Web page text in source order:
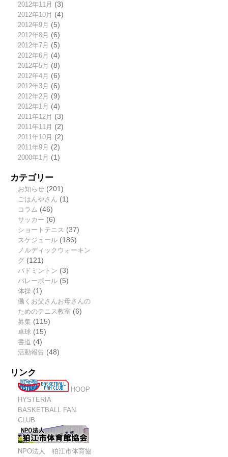
2012年11月 (3)
2012年10月 (4)
2012年9月 (5)
2012年8月 (6)
2012年7月 (5)
2012年6月 (4)
2012年5月 (8)
2012年4月 (6)
2012年3月 (6)
2012年2月 (9)
2012年1月 (4)
2011年12月 (3)
2011年11月 (2)
2011年10月 (2)
2011年9月 (2)
2000年1月 (1)
カテゴリー
お知らせ(201)
ごはんやさん (1)
コラム (46)
サッカー (6)
ショートテニス (37)
スケジュール(186)
ノルディックウォーキン
グ(121)
バドミントン (3)
バレーボール(5)
体操(1)
働くお父さんお母さんの
ためのテニス教室 (6)
募集 (115)
卓球 (15)
書道 (4)
活動報告(48)
リンク
HOOP
HYSTERIA
BASKETBALL FAN
CLUB
NPO法人 狛江市体育協